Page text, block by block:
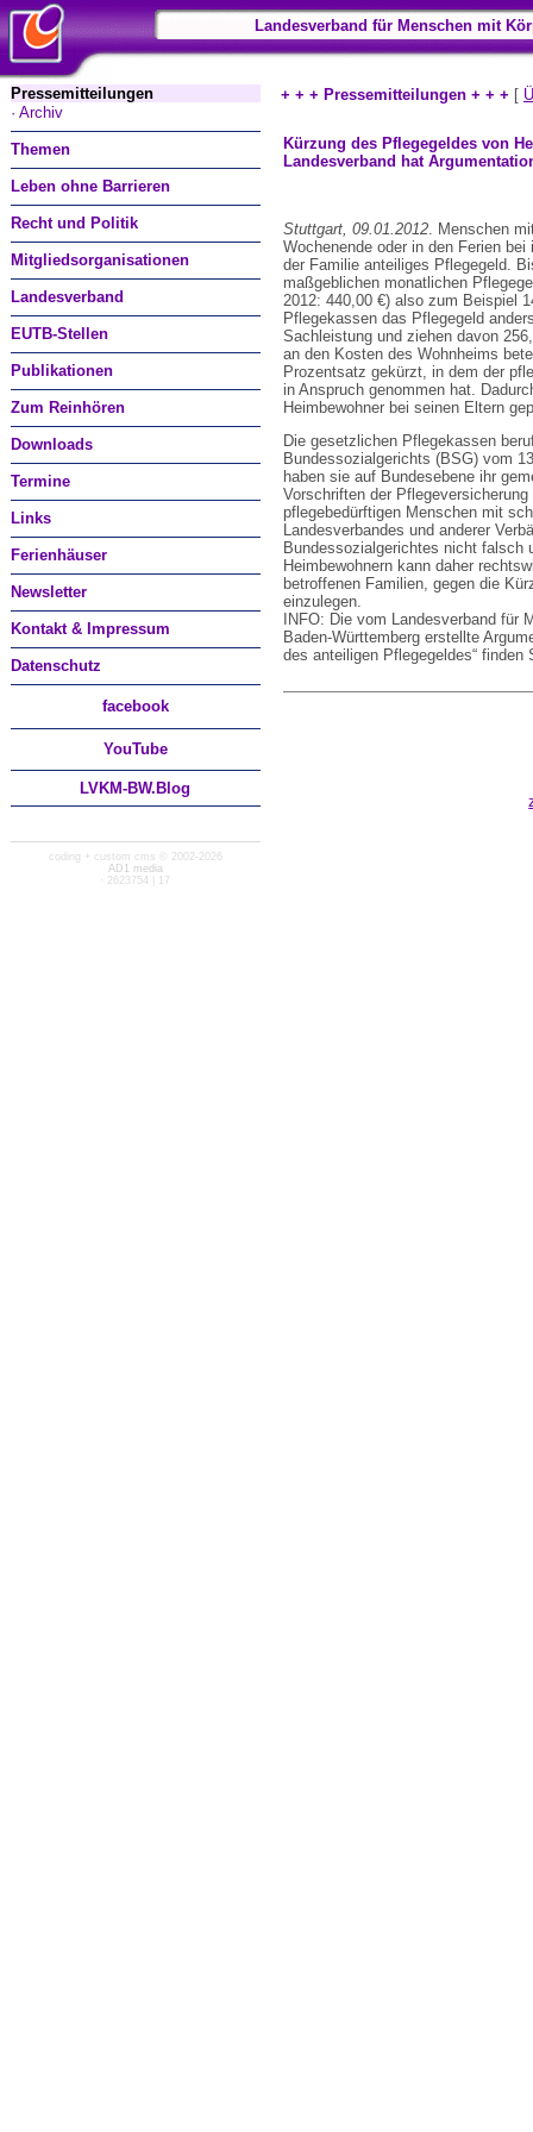
Landesverband für Menschen mit
Pressemitteilungen
· Archiv
Themen
Leben ohne Barrieren
Recht und Politik
Mitgliedsorganisationen
Landesverband
EUTB-Stellen
Publikationen
Zum Reinhören
Downloads
Termine
Links
Ferienhäuser
Newsletter
Kontakt & Impressum
Datenschutz
facebook
YouTube
LVKM-BW.Blog
coding + custom cms © 2002-2026
AD1 media
· 2623754 | 17
+ + + Pressemitteilungen + + + [
Kürzung des Pflegegeldes von
Landesverband hat
Stuttgart, 09.01.2012. Menschen
Wochenende oder in den Ferien
der Familie anteiliges Pflegegeld.
maßgeblichen monatlichen
2012: 440,00 €) also zum Beispiel
Pflegekassen das Pflegegeld
Sachleistung und ziehen davon
an den Kosten des Wohnheims
Prozentsatz gekürzt, in dem der
in Anspruch genommen hat.
Heimbewohner bei seinen Eltern
Die gesetzlichen Pflegekassen
Bundessozialgerichts (BSG) vom
haben sie auf Bundesebene ihr
Vorschriften der
pflegebedürftigen Menschen mit
Landesverbandes und anderer
Bundessozialgerichtes nicht falsch
Heimbewohnern kann daher
betroffenen Familien, gegen die
einzulegen.
INFO: Die vom Landesverband für
Baden-Württemberg erstellte
des anteiligen Pflegegeldes“